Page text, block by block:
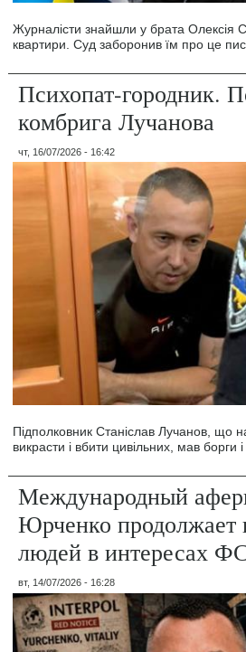
Журналісти знайшли у брата Олексія
квартири. Суд заборонив їм про це
Психопат-городник.
комбрига Лучанова
чт, 16/07/2026 - 16:42
Підполковник Станіслав Лучанов, що
викрасти і вбити цивільних, мав борги
Международный
Юрченко продолжает
людей в интересах
вт, 14/07/2026 - 16:28